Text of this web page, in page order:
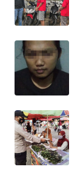
WN
KARAWANG
WN
BEKASI
WN
BOGOR
WN
DEPOK